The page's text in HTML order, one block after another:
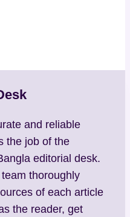
and reliable
the job of the
editorial desk.
thoroughly
of each article
the reader, get